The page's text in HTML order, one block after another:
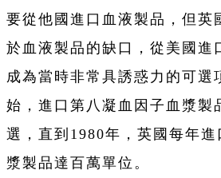
要從他國進口血液製品，但英
於血液製品的缺口，從美國進
成為當時非常具誘惑力的可選
始，進口第八凝血因子血漿製
選，直到1980年，英國每年進
漿製品達百萬單位。